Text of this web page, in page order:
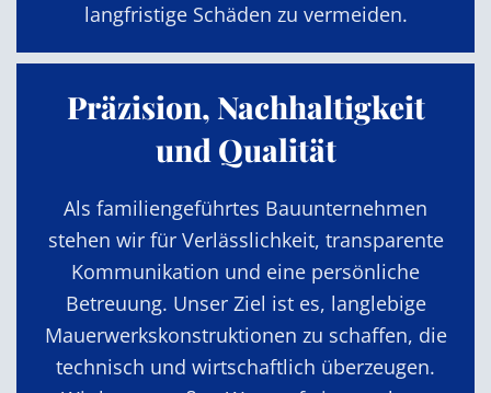
langfristige Schäden zu vermeiden.
Präzision, Nachhaltigkeit
und Qualität
Als familiengeführtes Bauunternehmen
stehen wir für Verlässlichkeit, transparente
Kommunikation und eine persönliche
Betreuung. Unser Ziel ist es, langlebige
Mauerwerkskonstruktionen zu schaffen, die
technisch und wirtschaftlich überzeugen.